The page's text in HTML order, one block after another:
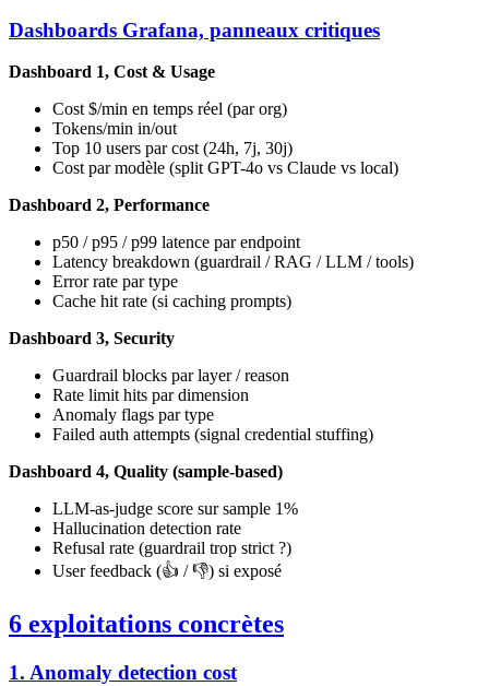
Dashboards Grafana, panneaux critiques
Dashboard 1, Cost & Usage
Cost $/min en temps réel (par org)
Tokens/min in/out
Top 10 users par cost (24h, 7j, 30j)
Cost par modèle (split GPT-4o vs Claude vs local)
Dashboard 2, Performance
p50 / p95 / p99 latence par endpoint
Latency breakdown (guardrail / RAG / LLM / tools)
Error rate par type
Cache hit rate (si caching prompts)
Dashboard 3, Security
Guardrail blocks par layer / reason
Rate limit hits par dimension
Anomaly flags par type
Failed auth attempts (signal credential stuffing)
Dashboard 4, Quality (sample-based)
LLM-as-judge score sur sample 1%
Hallucination detection rate
Refusal rate (guardrail trop strict ?)
User feedback (👍 / 👎) si exposé
6 exploitations concrètes
1. Anomaly detection cost